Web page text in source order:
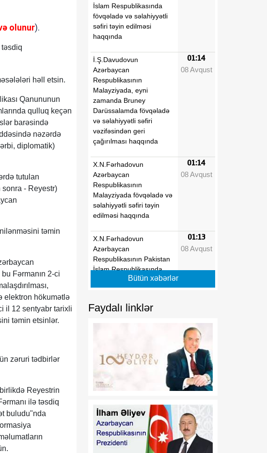
olunur).
təsdiq
həll etsin.
Qanununun
qulluq keçən
barəsində
nəzərdə
diplomatik)
tutulan
sonra - Reyestr)
təmin
Fərmanın 2-ci
elektron hökumətlə
il 12 sentyabr tarixli
təmin etsinlər.
zəruri tədbirlər
Reyestrin
ilə təsdiq
buludu"nda
İslam Respublikasında
fövqəladə və səlahiyyətli
səfiri təyin edilməsi
haqqında
İ.Ş.Davudovun
Azərbaycan
Respublikasının
Malayziyada, eyni
zamanda Bruney
Darüssalamda fövqəladə
və səlahiyyətli səfiri
vəzifəsindən geri
çağırılması haqqında
01:14
08 Avqust
X.N.Fərhadovun
Azərbaycan
Respublikasının
Malayziyada fövqəladə və
səlahiyyətli səfiri təyin
edilməsi haqqında
01:14
08 Avqust
X.N.Fərhadovun
Azərbaycan
Respublikasının Pakistan
İslam Respublikasında
fövqəladə və səlahiyyətli
səfiri vəzifəsindən geri
01:13
08 Avqust
"Dövlət qulluğu haqqında"
Respublikasının
qanunlarında dəyişiklik
01:13
08 Avqust
aparılması Qaydaları"nın
təsdiq edilməsi haqqında"
Azərbaycan Respublikası
Prezidentinin 2022-ci il 26
sentyabr tarixli 1846
08 Avqust
Bütün xəbərlər
Faydalı linklər